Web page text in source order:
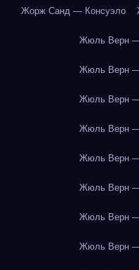
Жорж Санд — Консуэло
Жюль Верн —
Жюль Верн —
Жюль Верн —
Жюль Верн —
Жюль Верн —
Жюль Верн —
Жюль Верн —
Жюль Верн —